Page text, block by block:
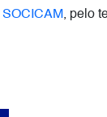
SOCICAM, pelo